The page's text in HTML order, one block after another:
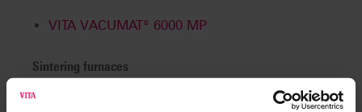
VITA VACUMAT® 6000 MP
Sintering furnaces